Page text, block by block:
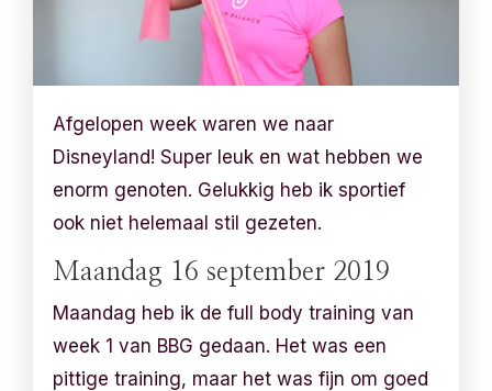
Afgelopen week waren we naar
Disneyland! Super leuk en wat hebben we
enorm genoten. Gelukkig heb ik sportief
ook niet helemaal stil gezeten.
Maandag 16 september 2019
Maandag heb ik de full body training van
week 1 van BBG gedaan. Het was een
pittige training, maar het was fijn om goed